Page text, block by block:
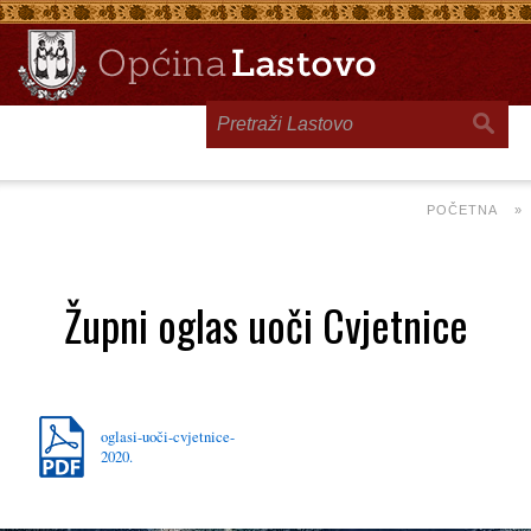
POČETNA »
Župni oglas uoči Cvjetnice
oglasi-uoči-cvjetnice-
2020.